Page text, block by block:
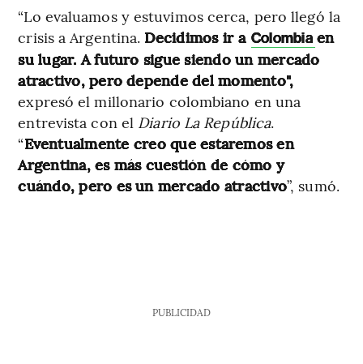
“Lo evaluamos y estuvimos cerca, pero llegó la
crisis a Argentina. Decidimos ir a Colombia en
su lugar. A futuro sigue siendo un mercado
atractivo, pero depende del momento",
expresó el millonario colombiano en una
entrevista con el Diario La República.
“Eventualmente creo que estaremos en
Argentina, es más cuestión de cómo y
cuándo, pero es un mercado atractivo”, sumó.
PUBLICIDAD